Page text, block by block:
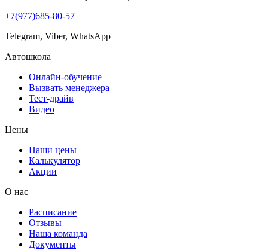
+7(977)685-80-57
Telegram, Viber, WhatsApp
Автошкола
Онлайн-обучение
Вызвать менеджера
Тест-драйв
Видео
Цены
Наши цены
Калькулятор
Акции
О нас
Расписание
Отзывы
Наша команда
Документы